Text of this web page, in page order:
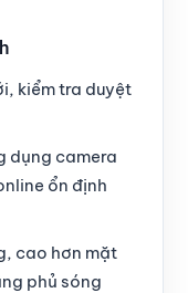
kiểm tra duyệt
dụng camera
ổn định
cao hơn mặt
phủ sóng